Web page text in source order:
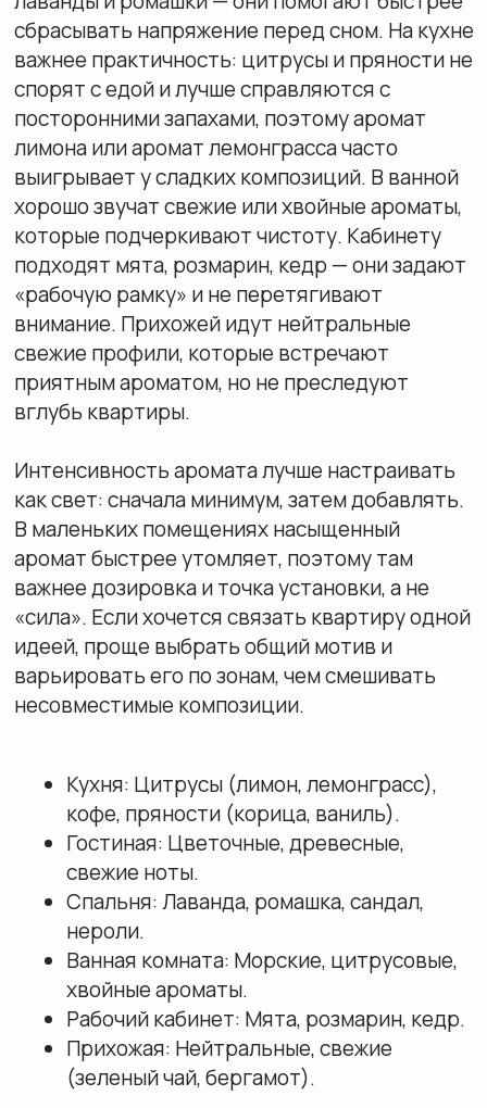
Мир домашних ароматов шире, чем «ваниль»
и «цитрус», и это хорошая новость: легче
собрать свой характер пространства.
Древесный аромат (сандал, кедр, ветивер)
дает ощущение опоры и тепла — его часто
выбирают для гостиной и кабинета. Хвойные
ароматы (сосна, ель, можжевельник)
воспринимаются как «воздух после
прогулки» и хорошо звучат в ванной или
прихожей. Цветочные ноты делают
атмосферу мягче и интимнее, а цитрусовые
добавляют чистоты и скорости — особенно
там, где важна свежесть. Эксперименты с
запахами лучше начинать с понятной базы и
одного акцента: так проще услышать, что
«работает», а что спорит с интерьером и
привычками.
Инструменты и технологии:
как реализовать
зонирование на практике
Способы ароматизации:
диффузоры и свечи для
дома
Для дома чаще всего выбирают два формата
огня: жидкость поднимается по палочкам
(ротанг, бамбук, фибра) и испаряется,
поэтому запах в диффузоре распределяется
стабильно и предсказуемо. Интенсивность
удобно регулировать количеством палочек и
переворотом 1–2 раза в неделю; флакона 50
мл обычно хватает на 2–3 месяца [2].
Ароматическая свеча работает иначе:
композиция раскрывается при горении,
поэтому ароматы в свечах ощущаются ярче и
«теплее», но требуют внимания к
безопасности и времени использования. Для
задач локального сценария (например,
«вечер в гостиной») свеча подходит хорошо,